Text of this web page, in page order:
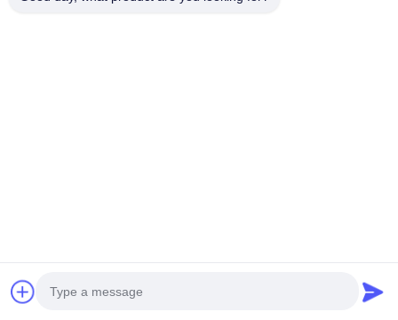
telah berdedikasi pada penelitian dan pengembangan